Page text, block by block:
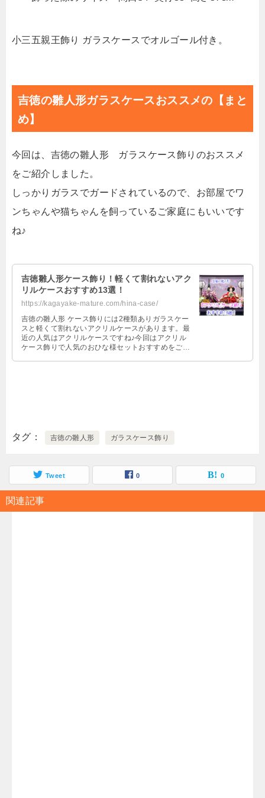
小三五親王飾り ガラスケースでオルゴール付き。
吉徳の雛人形ガラスケースおススメの【まと
め】
今回は、吉徳の雛人形 ガラスケース飾りのおススメ
をご紹介しました。
しっかりガラスでガードされているので、お部屋でワ
ンちゃんや猫ちゃんを飼っているご家庭にもいいです
ね♪
吉徳雛人形ケース飾り！軽くて割れないアク
リルケースおすすめ13選！
https://kagayake-mature.com/hina-case/
吉徳の雛人形 ケース飾りには2種類ありガラスケー
スと軽くて割れないアクリルケースがあります。最
近の人気はアクリルケースですね♪今回はアクリル
ケース飾りで人気のおひな様セットおすすめをご紹
タグ 吉徳の雛人形 ガラスケース飾り
Tweet 0 0
関連記事